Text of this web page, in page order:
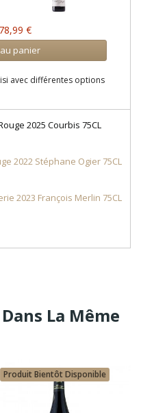
78,99 €
panier
avec différentes options
2025 Courbis 75CL
2022 Stéphane Ogier 75CL
2023 François Merlin 75CL
La Même
Produit Bientôt Disponible